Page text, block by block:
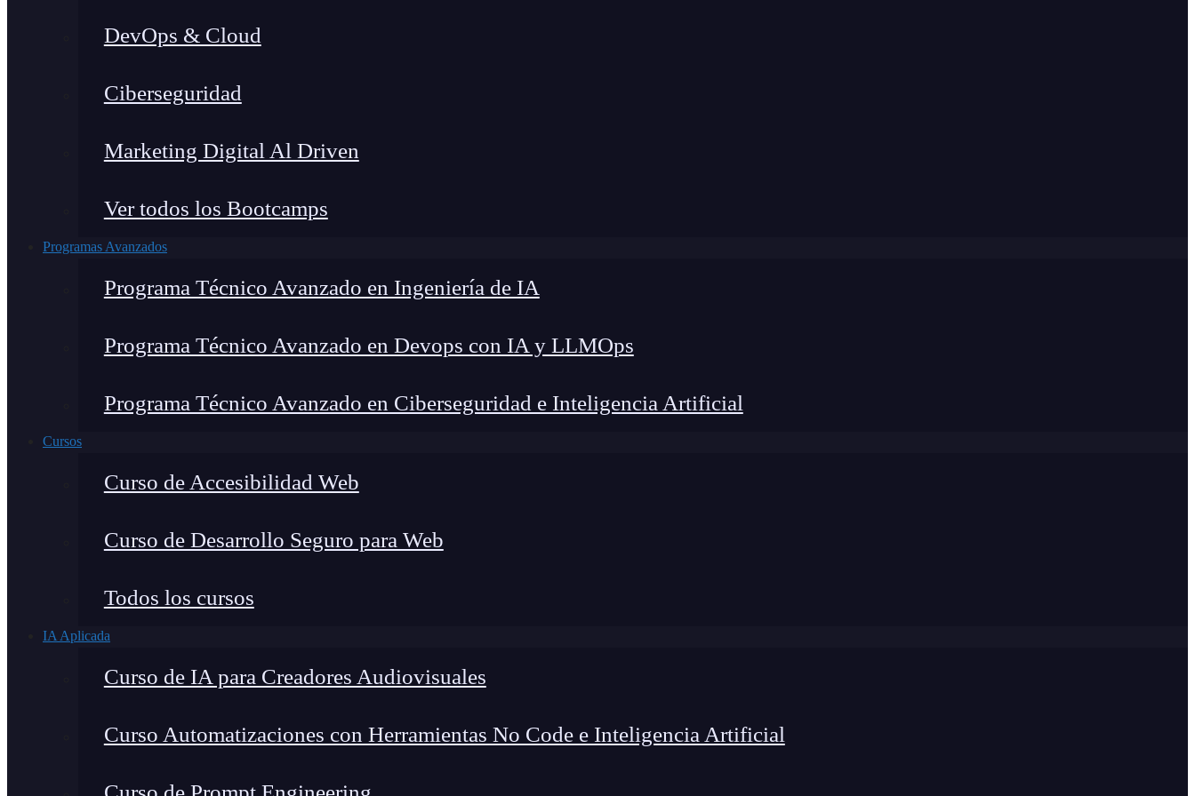
DevOps & Cloud
Ciberseguridad
Marketing Digital Al Driven
Ver todos los Bootcamps
Programas Avanzados
Programa Técnico Avanzado en Ingeniería de IA
Programa Técnico Avanzado en Devops con IA y LLMOps
Programa Técnico Avanzado en Ciberseguridad e Inteligencia Artificial
Cursos
Curso de Accesibilidad Web
Curso de Desarrollo Seguro para Web
Todos los cursos
IA Aplicada
Curso de IA para Creadores Audiovisuales
Curso Automatizaciones con Herramientas No Code e Inteligencia Artificial